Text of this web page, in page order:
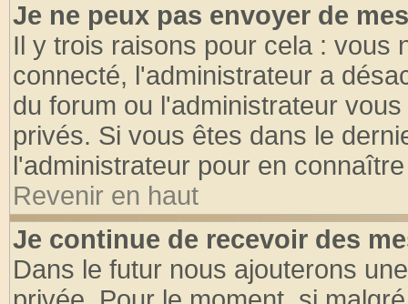
Je ne peux pas envoyer de
Il y trois raisons pour cela : vous
connecté, l'administrateur a
du forum ou l'administrateur
privés. Si vous êtes dans le
l'administrateur pour en
Revenir en haut
Je continue de recevoir des
Dans le futur nous ajouterons